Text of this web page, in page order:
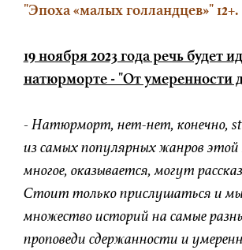
"Эпоха «малых голландцев»" 12+.
19 ноября 2023 года речь будет
натюрморте - "От умеренности
- Натюрморт, нет-нет, конечно,
из самых популярных жанров этой
многое, оказывается, могут
Стоит только прислушаться и
множество историй на самые
проповеди сдержанности и